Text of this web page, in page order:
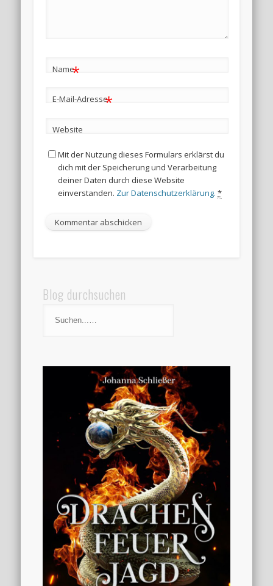
Name*
E-Mail-Adresse*
Website
Mit der Nutzung dieses Formulars erklärst du
dich mit der Speicherung und Verarbeitung
deiner Daten durch diese Website
einverstanden. Zur Datenschutzerklärung. *
Blog durchsuchen